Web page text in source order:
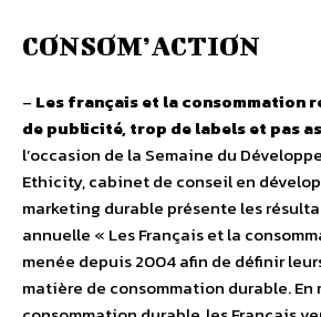
CONSOM’ACTION
– Les français et la consommation
de publicité, trop de labels et pas
l’occasion de la Semaine du
Ethicity, cabinet de conseil en
marketing durable présente les
annuelle « Les Français et la
menée depuis 2004 afin de définir
matière de consommation durable. En